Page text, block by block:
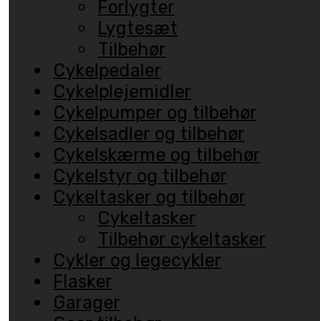
Forlygter
Lygtesæt
Tilbehør
Cykelpedaler
Cykelplejemidler
Cykelpumper og tilbehør
Cykelsadler og tilbehør
Cykelskærme og tilbehør
Cykelstyr og tilbehør
Cykeltasker og tilbehør
Cykeltasker
Tilbehør cykeltasker
Cykler og legecykler
Flasker
Garager